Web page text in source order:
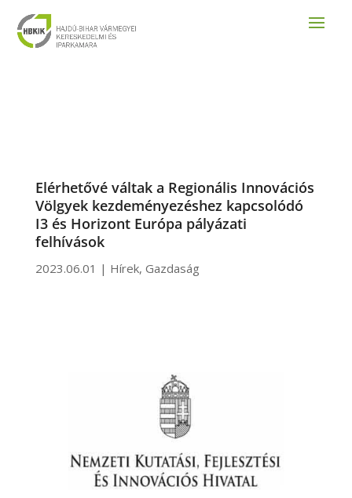
Elérhetővé váltak a Regionális Innovációs
Völgyek kezdeményezéshez kapcsolódó
I3 és Horizont Európa pályázati
felhívások
2023.06.01 | Hírek, Gazdaság